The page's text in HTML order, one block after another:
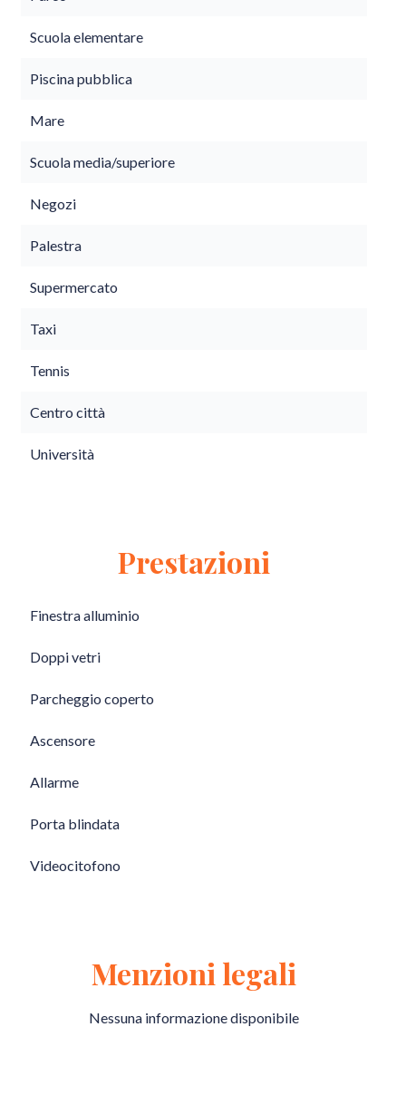
Scuola elementare
Piscina pubblica
Mare
Scuola media/superiore
Negozi
Palestra
Supermercato
Taxi
Tennis
Centro città
Università
Prestazioni
Finestra alluminio
Doppi vetri
Parcheggio coperto
Ascensore
Allarme
Porta blindata
Videocitofono
Menzioni legali
Nessuna informazione disponibile